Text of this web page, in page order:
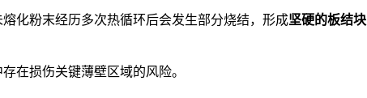
化粉末经历多次热循环后会发生部分烧结，形成坚硬的板结块
在损伤关键薄壁区域的风险。